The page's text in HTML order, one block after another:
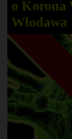
o Korona
Włodawa